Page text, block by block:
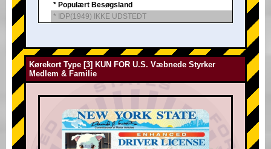
* Populært Besøgsland
* IDP(1949) IKKE UDSTEDT
Kørekort Type [3] KUN FOR U.S. Væbnede Styrker
Medlem & Familie